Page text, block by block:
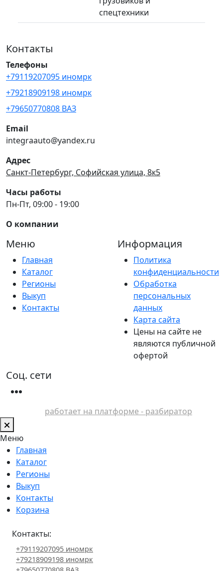
спецтехники
Контакты
Телефоны
+79119207095 иномрк
+79218909198 иномрк
+79650770808 ВАЗ
Email
integraauto@yandex.ru
Адрес
Санкт-Петербург, Софийская улица, 8к5
Часы работы
Пн-Пт, 09:00 - 19:00
О компании
Меню
Главная
Каталог
Регионы
Выкуп
Контакты
Информация
Политика
конфиденциальности
Обработка
персональных
данных
Карта сайта
Цены на сайте не
являются публичной
офертой
Соц. сети
работает на платформе - разбиратор
Меню
Главная
Каталог
Регионы
Выкуп
Контакты
Корзина
Контакты:
+79119207095 иномрк
+79218909198 иномрк